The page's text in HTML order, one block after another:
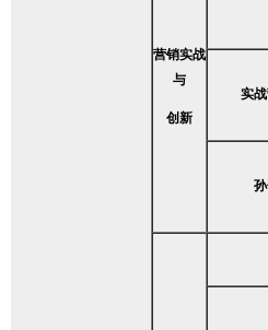
营销实战
与
创新
实